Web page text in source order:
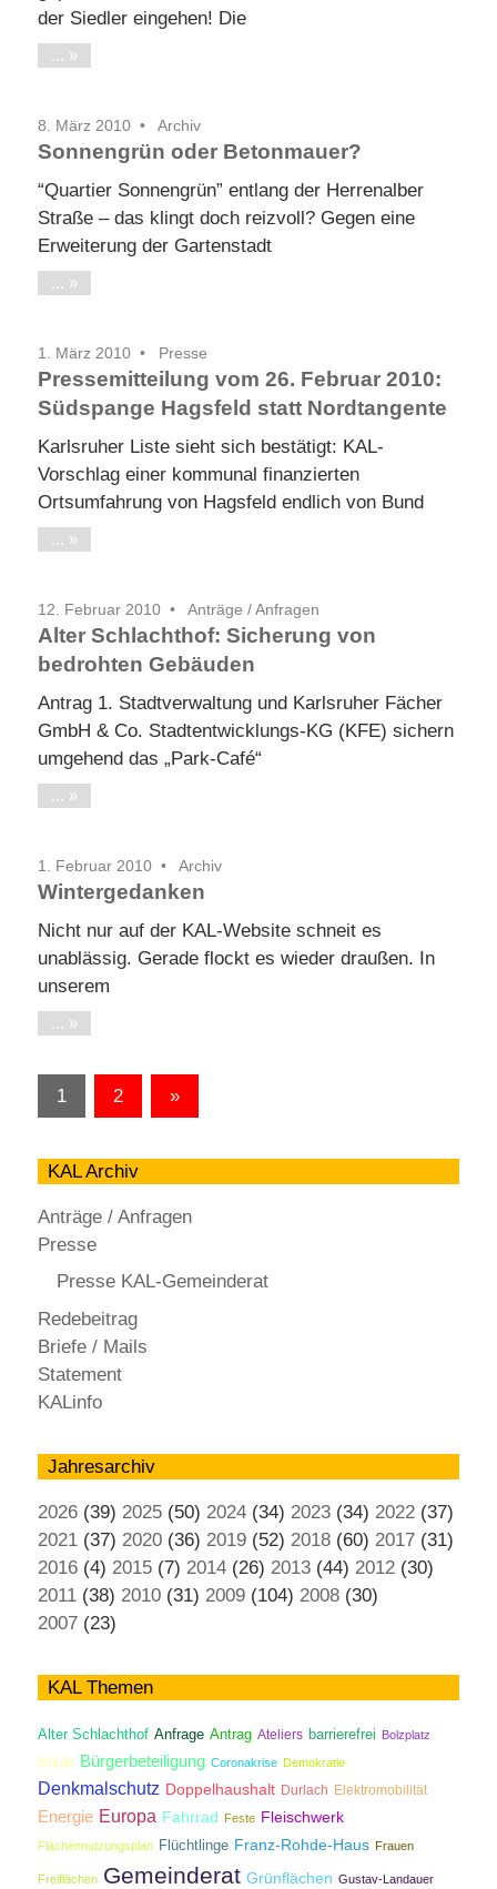
der Siedler eingehen! Die
...
8. März 2010 Archiv
Sonnengrün oder Betonmauer?
“Quartier Sonnengrün” entlang der Herrenalber
Straße – das klingt doch reizvoll? Gegen eine
Erweiterung der Gartenstadt
...
1. März 2010 Presse
Pressemitteilung vom 26. Februar 2010:
Südspange Hagsfeld statt Nordtangente
Karlsruher Liste sieht sich bestätigt: KAL-
Vorschlag einer kommunal finanzierten
Ortsumfahrung von Hagsfeld endlich von Bund
...
12. Februar 2010 Anträge / Anfragen
Alter Schlachthof: Sicherung von
bedrohten Gebäuden
Antrag 1. Stadtverwaltung und Karlsruher Fächer
GmbH & Co. Stadtentwicklungs-KG (KFE) sichern
umgehend das „Park-Café“
...
1. Februar 2010 Archiv
Wintergedanken
Nicht nur auf der KAL-Website schneit es
unablässig. Gerade flockt es wieder draußen. In
unserem
...
Seitennummerierung
der
1 2
Nächste
Beiträge
»
KAL Archiv
Anträge / Anfragen
Presse
Presse KAL-Gemeinderat
Redebeitrag
Briefe / Mails
Statement
KALinfo
Jahresarchiv
2026 (39) 2025 (50) 2024 (34) 2023 (34) 2022 (37)
2021 (37) 2020 (36) 2019 (52) 2018 (60) 2017 (31)
2016 (4) 2015 (7) 2014 (26) 2013 (44) 2012 (30)
2011 (38) 2010 (31) 2009 (104) 2008 (30)
2007 (23)
KAL Themen
Alter Schlachthof Anfrage Antrag Ateliers barrierefrei Bolzplatz
Boule Bürgerbeteiligung Coronakrise Demokratie
Denkmalschutz Doppelhaushalt Durlach Elektromobilität
Energie Europa Fahrrad Feste Fleischwerk
Flächennutzungsplan Flüchtlinge Franz-Rohde-Haus Frauen
Freiflächen Gemeinderat Grünflächen Gustav-Landauer